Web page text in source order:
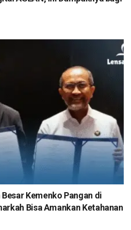
Kemenko Pangan di
Bisa Amankan Ketahanan